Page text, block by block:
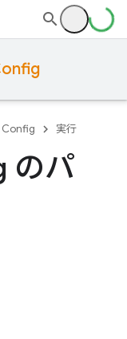
Config 実行
のパ